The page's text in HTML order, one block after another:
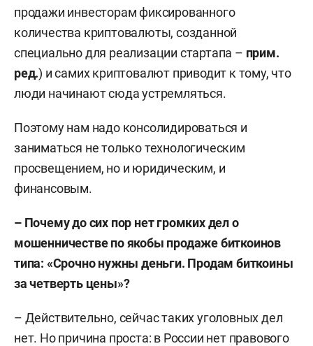
продажи инвесторам фиксированного
количества криптовалюты, созданной
специально для реализации стартапа – прим.
ред.) и самих криптовалют приводит к тому, что
люди начинают сюда устремляться.
Поэтому нам надо консолидироваться и
заниматься не только технологическим
просвещением, но и юридическим, и
финансовым.
– Почему до сих пор нет громких дел о
мошенничестве по якобы продаже биткоинов
типа: «Срочно нужны деньги. Продам биткоины
за четверть цены»?
– Действительно, сейчас таких уголовных дел
нет. Но причина проста: в России нет правового